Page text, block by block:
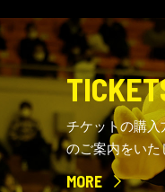
チケットの購入
のご案内をいた
MORE